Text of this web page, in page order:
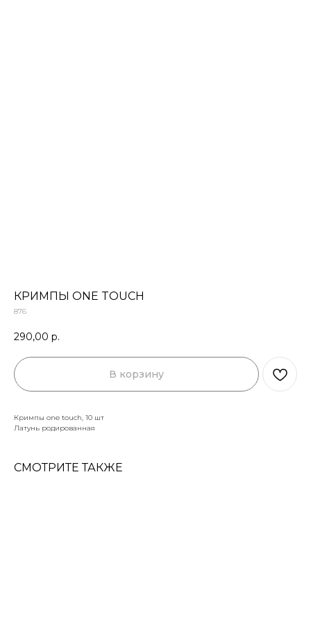
КРИМПЫ ONE TOUCH
876
290,00 р.
В корзину
Кримпы one touch, 10 шт
Латунь родированная
СМОТРИТЕ ТАКЖЕ